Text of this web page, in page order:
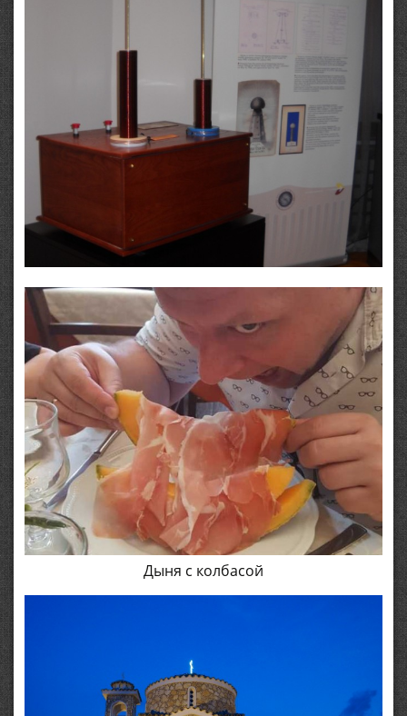
Дыня с колбасой